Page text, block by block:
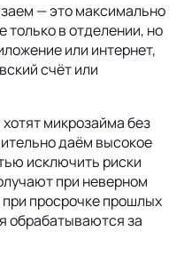
— это максимально
только в отделении, но
или интернет,
счёт или
микрозайма без
даём высокое
исключить риски
при неверном
при просрочке прошлых
обрабатываются за